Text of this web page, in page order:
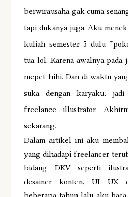
berwirausaha gak cuma
tapi dukanya juga. Aku
kuliah semester 5 dulu
tua lol. Karena awalnya pada
mepet hihi. Dan di waktu
suka dengan karyaku,
freelance illustrator.
sekarang.
Dalam artikel ini aku
yang dihadapi freelancer
bidang DKV seperti
desainer konten, UI UX